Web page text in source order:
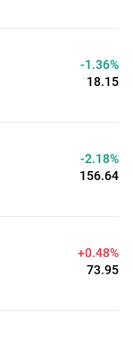
-1.36%
18.15
-2.18%
156.64
+0.48%
73.95